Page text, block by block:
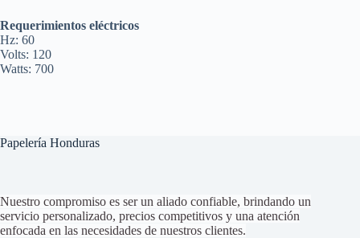
Requerimientos eléctricos
Hz: 60
Volts: 120
Watts: 700
Papelería Honduras
Nuestro compromiso es ser un aliado confiable, brindando un
servicio personalizado, precios competitivos y una atención
enfocada en las necesidades de nuestros clientes.